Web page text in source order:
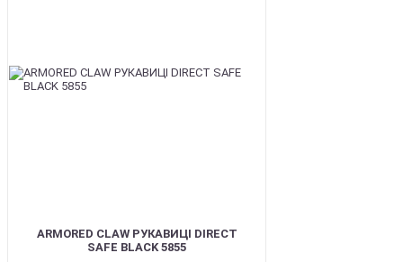
ARMORED CLAW РУКАВИЦІ DIRECT
SAFE BLACK 5855